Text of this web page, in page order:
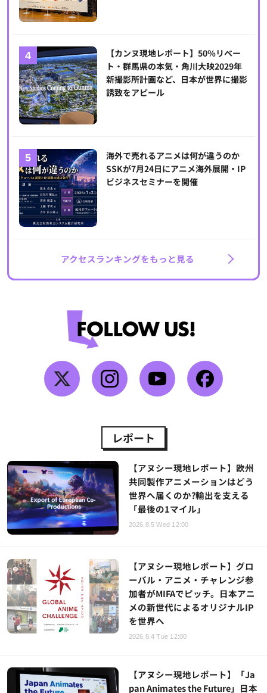
【カンヌ現地レポート】50％リベー
ト・群馬県の本気・角川大映2029年
新撮影所計画など、日本が世界に撮影
誘致をアピール
海外で売れるアニメは何が違うのか
SSKが7月24日にアニメ海外展開・IP
ビジネスセミナーを開催
アクセスランキングをもっと見る
レポート
【アヌシー現地レポート】欧州
共同製作アニメーションはどう
世界へ届くのか?輸出を支える
「最後の1マイル」
2026.8.5 Wed 12:00
【アヌシー現地レポート】グロ
ーバル・アニメ・チャレンジ参
加者がMIFAでピッチ。日本アニ
メの新世代によるオリジナルIP
を世界へ
2026.8.4 Tue 12:00
【アヌシー現地レポート】「Ja
pan Animates the Future」日本